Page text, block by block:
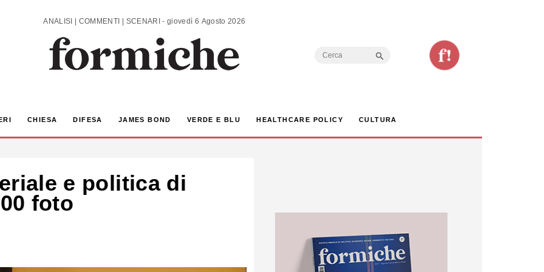
ANALISI | COMMENTI | SCENARI - giovedì 6 Agosto 2026
Search
CHIESA DIFESA JAMES BOND VERDE E BLU HEALTHCARE POLICY CULTURA
e politica di
foto